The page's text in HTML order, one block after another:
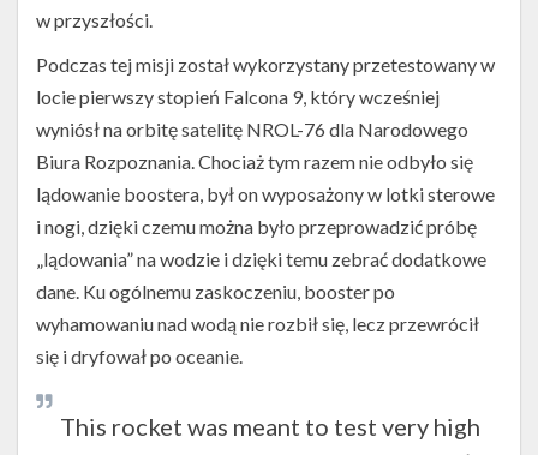
w przyszłości.
Podczas tej misji został wykorzystany przetestowany w
locie pierwszy stopień Falcona 9, który wcześniej
wyniósł na orbitę satelitę NROL-76 dla Narodowego
Biura Rozpoznania. Chociaż tym razem nie odbyło się
lądowanie boostera, był on wyposażony w lotki sterowe
i nogi, dzięki czemu można było przeprowadzić próbę
„lądowania” na wodzie i dzięki temu zebrać dodatkowe
dane. Ku ogólnemu zaskoczeniu, booster po
wyhamowaniu nad wodą nie rozbił się, lecz przewrócił
się i dryfował po oceanie.
This rocket was meant to test very high